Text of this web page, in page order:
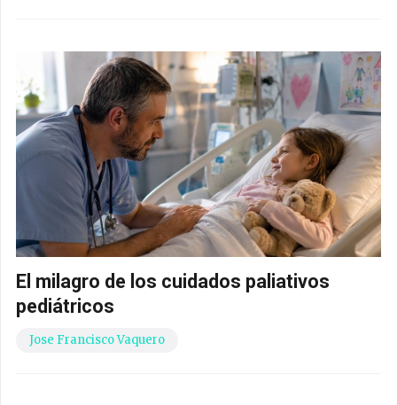
El milagro de los cuidados paliativos
pediátricos
Jose Francisco Vaquero